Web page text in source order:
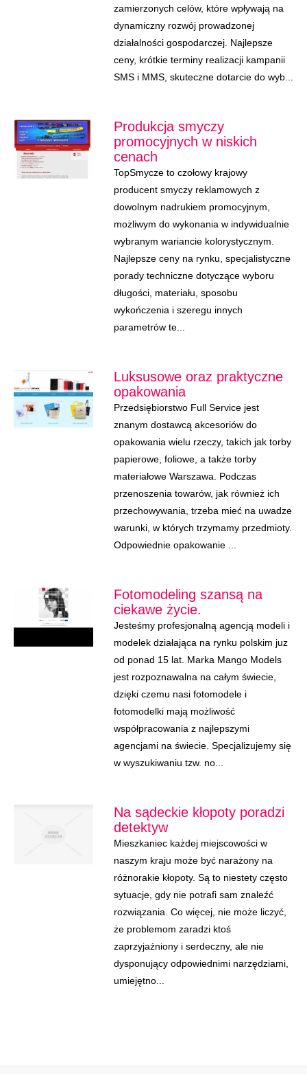
zamierzonych celów, które wpływają na
dynamiczny rozwój prowadzonej
działalności gospodarczej. Najlepsze
ceny, krótkie terminy realizacji kampanii
SMS i MMS, skuteczne dotarcie do wyb...
Produkcja smyczy
promocyjnych w niskich
cenach
TopSmycze to czołowy krajowy
producent smyczy reklamowych z
dowolnym nadrukiem promocyjnym,
możliwym do wykonania w indywidualnie
wybranym wariancie kolorystycznym.
Najlepsze ceny na rynku, specjalistyczne
porady techniczne dotyczące wyboru
długości, materiału, sposobu
wykończenia i szeregu innych
parametrów te...
Luksusowe oraz praktyczne
opakowania
Przedsiębiorstwo Full Service jest
znanym dostawcą akcesoriów do
opakowania wielu rzeczy, takich jak torby
papierowe, foliowe, a także torby
materiałowe Warszawa. Podczas
przenoszenia towarów, jak również ich
przechowywania, trzeba mieć na uwadze
warunki, w których trzymamy przedmioty.
Odpowiednie opakowanie ...
Fotomodeling szansą na
ciekawe życie.
Jesteśmy profesjonalną agencją modeli i
modelek działająca na rynku polskim juz
od ponad 15 lat. Marka Mango Models
jest rozpoznawalna na całym świecie,
dzięki czemu nasi fotomodele i
fotomodelki mają możliwość
współpracowania z najlepszymi
agencjami na świecie. Specjalizujemy się
w wyszukiwaniu tzw. no...
Na sądeckie kłopoty poradzi
detektyw
Mieszkaniec każdej miejscowości w
naszym kraju może być narażony na
różnorakie kłopoty. Są to niestety często
sytuacje, gdy nie potrafi sam znaleźć
rozwiązania. Co więcej, nie może liczyć,
że problemom zaradzi ktoś
zaprzyjaźniony i serdeczny, ale nie
dysponujący odpowiednimi narzędziami,
umiejętno...